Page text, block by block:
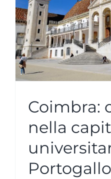
Coimbra:
nella
Portogallo